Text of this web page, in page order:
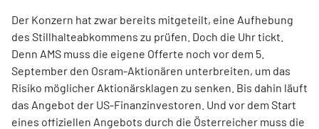
Der Konzern hat zwar bereits mitgeteilt, eine Aufhebung
des Stillhalteabkommens zu prüfen. Doch die Uhr tickt.
Denn AMS muss die eigene Offerte noch vor dem 5.
September den Osram-Aktionären unterbreiten, um das
Risiko möglicher Aktionärsklagen zu senken. Bis dahin läuft
das Angebot der US-Finanzinvestoren. Und vor dem Start
eines offiziellen Angebots durch die Österreicher muss die